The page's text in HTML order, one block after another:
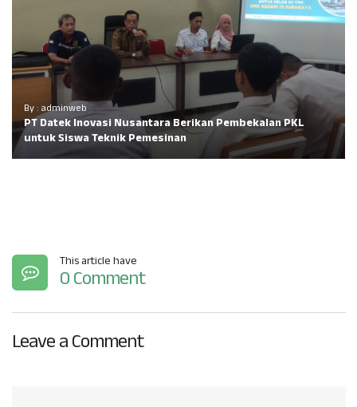
By : adminweb
PT Datek Inovasi Nusantara Berikan Pembekalan PKL
untuk Siswa Teknik Pemesinan
This article have
0 Comment
Leave a Comment